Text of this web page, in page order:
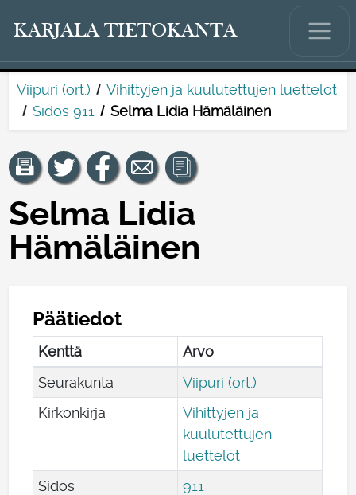
KARJALA-TIETOKANTA
Viipuri (ort.)
Vihittyjen ja kuulutettujen luettelot
Sidos 911
Selma Lidia Hämäläinen
Selma Lidia
Hämäläinen
Päätiedot
Kenttä
Arvo
Seurakunta
Viipuri (ort.)
Kirkonkirja
Vihittyjen ja
kuulutettujen
luettelot
Sidos
911